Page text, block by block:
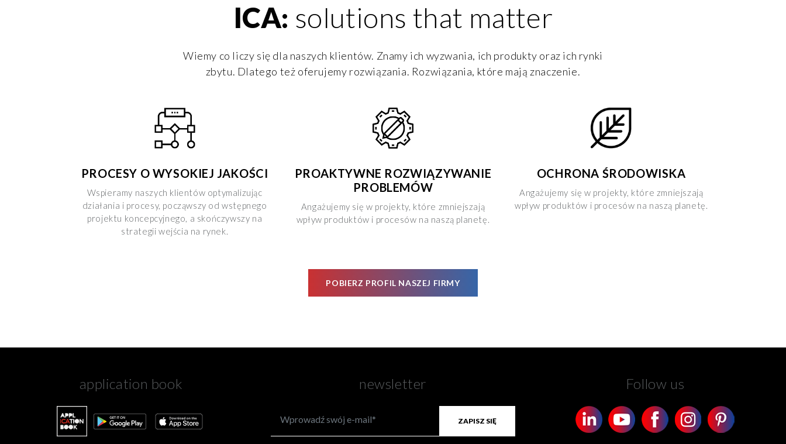
ICA: solutions that matter
Wiemy co liczy się dla naszych klientów. Znamy ich wyzwania, ich produkty oraz ich rynki
zbytu. Dlatego też oferujemy rozwiązania. Rozwiązania, które mają znaczenie.
PROCESY O WYSOKIEJ JAKOŚCI
Wspieramy naszych klientów optymalizując
działania i procesy, począwszy od wstępnego
projektu koncepcyjnego, a skończywszy na
strategii wejścia na rynek.
PROAKTYWNE ROZWIĄZYWANIE
PROBLEMÓW
Angażujemy się w projekty, które zmniejszają
wpływ produktów i procesów na naszą planetę.
OCHRONA ŚRODOWISKA
Angażujemy się w projekty, które zmniejszają
wpływ produktów i procesów na naszą planetę.
POBIERZ PROFIL NASZEJ FIRMY
application book newsletter
ZAPISZ SIĘ
Follow us